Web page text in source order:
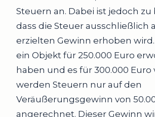
Steuern an. Dabei ist jedoch zu
dass die Steuer ausschließlich
erzielten Gewinn erhoben wird.
ein Objekt für 250.000 Euro
haben und es für 300.000 Euro
werden Steuern nur auf den
Veräußerungsgewinn von
angerechnet. Dieser Gewinn